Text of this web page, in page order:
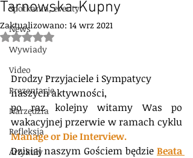
Spotkania, eventy
News
Wywiady
Video
Prezentacje
Narzędzia
Refleksja
Artykuły
Tarnowska-Kupny
Zaktualizowano: 14 wrz 2021
Oceniono na NaN z 5 gwiazdek.
Drodzy Przyjaciele i Sympatycy
naszych aktywności,
po raz kolejny witamy Was po
Manage or Die Interview.
Dzisiaj naszym Gościem będzie Beata